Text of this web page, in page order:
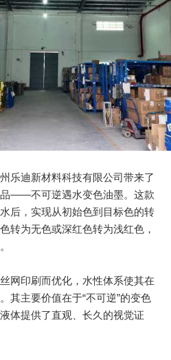
乐迪新材料科技有限公司带来了
——不可逆遇水变色油墨。这款
后，实现从初始色到目标色的转
转为无色或深红色转为浅红色，
网印刷而优化，水性体系使其在
其主要价值在于“不可逆”的变色
体提供了直观、长久的视觉证